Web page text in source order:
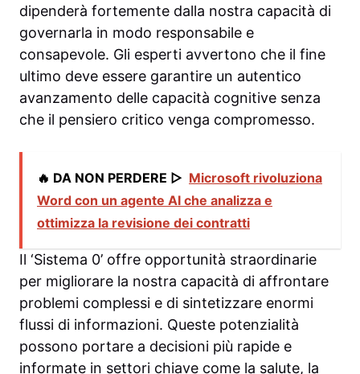
dipenderà fortemente dalla nostra capacità di
governarla in modo responsabile e
consapevole. Gli esperti avvertono che il fine
ultimo deve essere garantire un autentico
avanzamento delle capacità cognitive senza
che il pensiero critico venga compromesso.
🔥 DA NON PERDERE ▷ Microsoft rivoluziona
Word con un agente AI che analizza e
ottimizza la revisione dei contratti
Il ‘Sistema 0’ offre opportunità straordinarie
per migliorare la nostra capacità di affrontare
problemi complessi e di sintetizzare enormi
flussi di informazioni. Queste potenzialità
possono portare a decisioni più rapide e
informate in settori chiave come la salute, la